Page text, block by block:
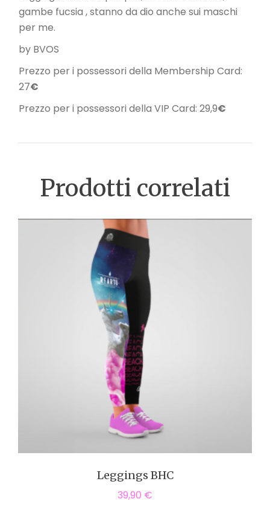
gambe fucsia , stanno da dio anche sui maschi
per me.
by BVOS
Prezzo per i possessori della Membership Card:
27€
Prezzo per i possessori della VIP Card: 29,9€
Prodotti correlati
Leggings BHC
39,90 €